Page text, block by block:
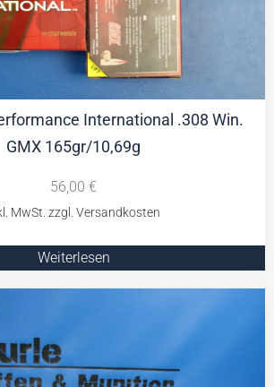
International .308 Win.
GMX 165gr/10,69g
56,00 €
Weiterlesen